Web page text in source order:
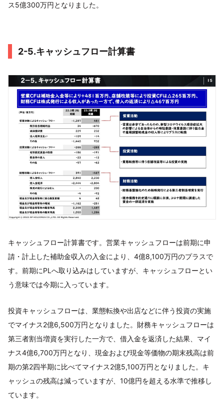
ス5億300万円となりました。
2-5.キャッシュフロー計算書
キャッシュフロー計算書です。営業キャッシュフローは前期に申
請・計上した補助金収入の入金により、4億8,100万円のプラスで
す。前期にPLへ取り込みはしていますが、キャッシュフローとい
う意味では今期に入っています。
投資キャッシュフローは、業態転換や出店などに伴う投資の実施
でマイナス2億6,500万円となりました。財務キャッシュフローは
第三者割当増資を実行した一方で、借入金を返済した結果、マイ
ナス4億6,700万円となり、現金および現金等価物の期末残高は前
期の第2四半期に比べてマイナス2億5,100万円となりました。キ
ャッシュの残高は減っていますが、10億円を超える水準で推移し
ています。